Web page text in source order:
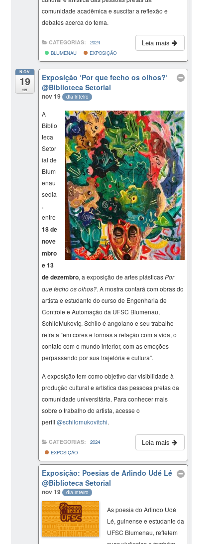
comunidade acadêmica e suscitar a reflexão e
debates acerca do tema.
Leia mais
CATEGORIAS:
2024
BLUMENAU
EXPOSIÇÃO
NOV
19
ter
Exposição ‘Por que fecho os olhos?’
@Biblioteca Setorial
nov 19 dia inteiro
A
Biblio
teca
Setor
ial de
Blum
enau
sedia
,
entre
18 de
nove
mbro
e 13
de dezembro, a exposição de artes plásticasPor
que fecho os olhos?. A mostra contará com obras do
artista e estudante do curso de Engenharia de
Controle e Automação da UFSC Blumenau,
SchiloMukoviç. Schilo é angolano e seu trabalho
retrata “em cores e formas a relação com a vida, o
contato com o mundo interior, com as emoções
perpassando por sua trajetória e cultura”.
A exposição tem como objetivo dar visibilidade à
produção cultural e artística das pessoas pretas da
comunidade universitária. Para conhecer mais
sobre o trabalho do artista, acesse o
perfil@schilomukovitchi.
Leia mais
CATEGORIAS:
2024
EXPOSIÇÃO
Exposição: Poesias de Arlindo Udé Lé
@Biblioteca Setorial
nov 19 dia inteiro
As poesia do Arlindo Udé
Lé, guinense e estudante da
UFSC Blumenau, refletem